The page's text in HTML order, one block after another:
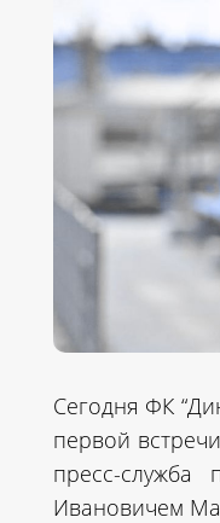
Сегодня ФК
первой
пресс-
Ивановичем